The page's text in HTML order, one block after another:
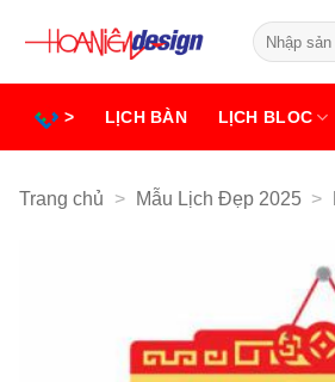
Tìm
kiếm:
> LỊCH BÀN LỊCH BLOC
Trang chủ > Mẫu Lịch Đẹp 2025 >